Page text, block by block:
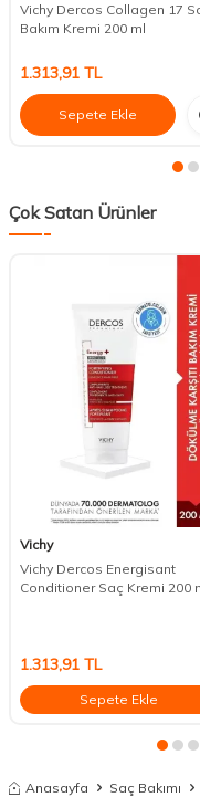
Vichy Dercos Collagen 17
Bakım Kremi 200 ml
1.313,91 TL
Sepete Ekle
Çok Satan Ürünler
Vichy
Vichy Dercos Energisant
Conditioner Saç Kremi 200
1.313,91 TL
Sepete Ekle
Anasayfa Saç Bakımı